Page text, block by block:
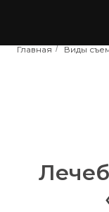
Главная / Виды